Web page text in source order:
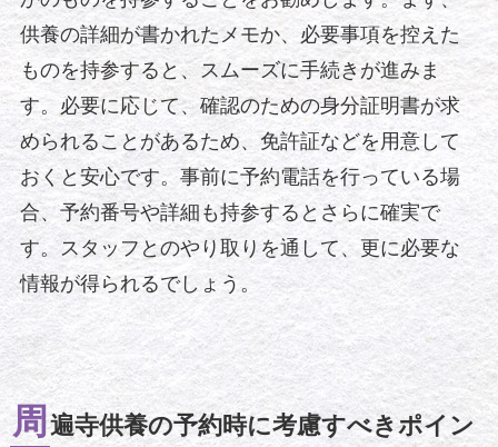
供養の詳細が書かれたメモか、必要事項を控えた
ものを持参すると、スムーズに手続きが進みま
す。必要に応じて、確認のための身分証明書が求
められることがあるため、免許証などを用意して
おくと安心です。事前に予約電話を行っている場
合、予約番号や詳細も持参するとさらに確実で
す。スタッフとのやり取りを通して、更に必要な
情報が得られるでしょう。
周遍寺供養の予約時に考慮すべきポイン